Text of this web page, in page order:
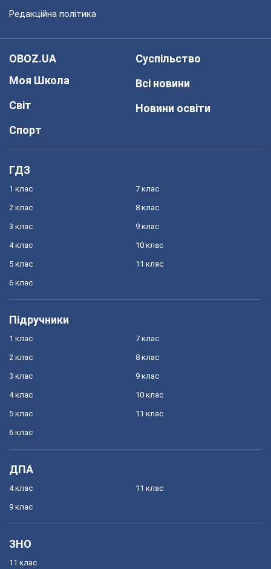
Редакційна політика
OBOZ.UA
Моя Школа
Світ
Спорт
Суспільство
Всі новини
Новини освіти
ГДЗ
1 клас
2 клас
3 клас
4 клас
5 клас
6 клас
7 клас
8 клас
9 клас
10 клас
11 клас
Підручники
1 клас
2 клас
3 клас
4 клас
5 клас
6 клас
7 клас
8 клас
9 клас
10 клас
11 клас
ДПА
4 клас
9 клас
11 клас
ЗНО
11 клас